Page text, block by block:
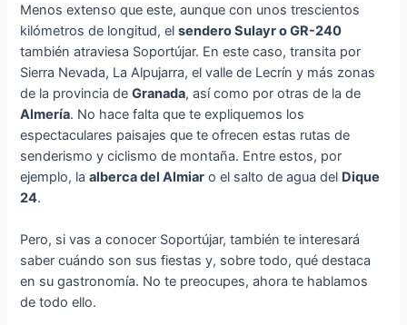
Menos extenso que este, aunque con unos trescientos
kilómetros de longitud, elsendero Sulayr o GR-240
también atraviesa Soportújar. En este caso, transita por
Sierra Nevada, La Alpujarra, el valle de Lecrín y más zonas
de la provincia deGranada, así como por otras de la de
Almería. No hace falta que te expliquemos los
espectaculares paisajes que te ofrecen estas rutas de
senderismo y ciclismo de montaña. Entre estos, por
ejemplo, laalberca del Almiar o el salto de agua del Dique
24.
Pero, si vas a conocer Soportújar, también te interesará
saber cuándo son sus fiestas y, sobre todo, qué destaca
en su gastronomía. No te preocupes, ahora te hablamos
de todo ello.